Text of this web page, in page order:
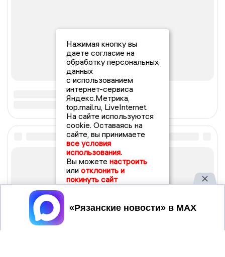
Нажимая кнопку вы
даете согласие на
обработку персональных
данных
с использованием
интернет-сервиса
Яндекс.Метрика,
top.mail.ru, LiveInternet.
На сайте используются
cookie. Оставаясь на
сайте, вы принимаете
все условия
использования.
Вы можете настроить
или отклонить и
покинуть сайт
Принять